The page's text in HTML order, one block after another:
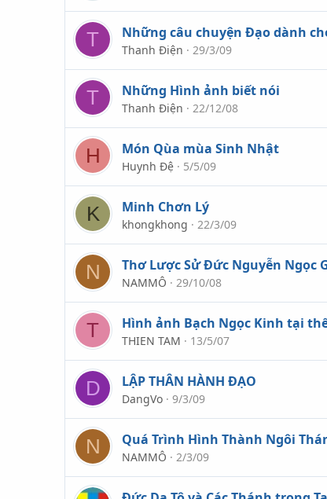
T Những câu chuyện Đạo dành
Thanh Điện 29/3/09
T Những Hình ảnh biết nói
Thanh Điện 22/12/08
H Món Qùa mùa Sinh Nhật
Huynh Đệ 5/5/09
K Minh Chơn Lý
khongkhong 22/3/09
N Thơ Lược Sử Đức Nguyễn Ngọc
NAMMÔ 29/10/08
T Hình ảnh Bạch Ngọc Kinh tại
THIEN TAM 13/5/07
D LẬP THÂN HÀNH ÐẠO
DangVo 9/3/09
N Quá Trình Hình Thành Ngôi
NAMMÔ 2/3/09